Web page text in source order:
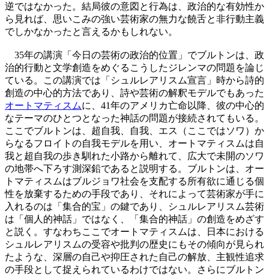
逆ではなかった。結局彼の意図と行為は、政治的な有効性か
ら見れば、思いこみの強い芸術家の無力な饒舌と非行動主義
でしかなかったと言えるかもしれない。
35年の講演「今日の芸術の政治的位置」でブルトンは、政
治的行動と文学創造をめぐるこうしたジレンマの問題を論じ
ている。この講演では「シュルレアリスム宣言」時から詩的
創造の中心的方法であり、詩や芸術の解釈モデルでもあった
オートマティスムに、41年のアメリカ亡命以降、彼の中心的
なテーマのひとつとなった神話の問題が接続されてもいる。
ここでブルトンは、超自我、自我、エス（ここではソワ）か
らなるフロイトの自我モデルを用い、オートマティスムは自
我と超自我の歩き馴れた小路から離れて、広大で未開のソワ
の地帯へ下ろす測深鉛であると説明する。ブルトンは、オー
トマティスムはブルジョワ社会を支配する所有欲に通じる個
性を放棄するための手段であり、それによって芸術家が手に
入れるのは「集合的宝」の鍵であり、シュルレアリスム芸術
は「個人的神話」ではなく、「集合的神話」の創造をめざす
と説く。すなわちここでオートマティスムは、日本における
シュルレアリスムの受容や批判の歴史にもその傾向が見られ
たような、深層の自己や抑圧された自己の解放、主観性追求
の手段として捉えられているわけではない。さらにブルトン